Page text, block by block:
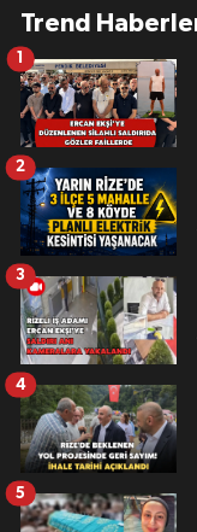
Trend
1
2
3
4
5